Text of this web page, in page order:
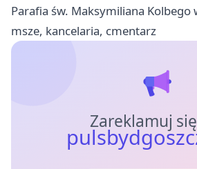
Parafia św. Maksymiliana Kolbego
msze, kancelaria, cmentarz
Zareklamuj